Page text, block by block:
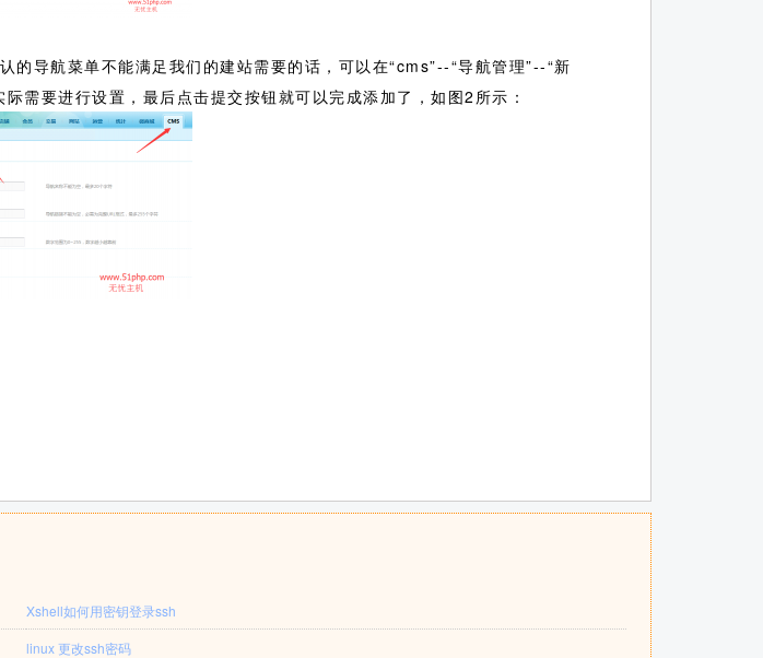
导航菜单不能满足我们的建站需要的话，可以在“cms”--“导航管理”--“新
需要进行设置，最后点击提交按钮就可以完成添加了，如图2所示：
Xshell如何用密钥登录ssh
linux 更改ssh密码